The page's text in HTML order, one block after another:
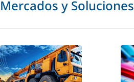
Mercados y Soluciones